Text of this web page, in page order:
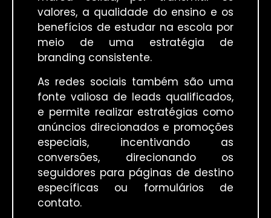
valores, a qualidade do ensino e os
benefícios de estudar na escola por
meio de uma estratégia de
branding consistente.
As redes sociais também são uma
fonte valiosa de leads qualificados,
e permite realizar estratégias como
anúncios direcionados e promoções
especiais, incentivando as
conversões, direcionando os
seguidores para páginas de destino
específicas ou formulários de
contato.